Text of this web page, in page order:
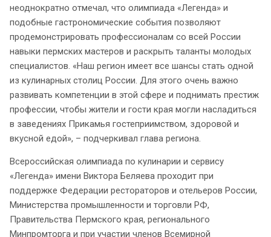
неоднократно отмечал, что олимпиада «Легенда» и
подобные гастрономические события позволяют
продемонстрировать профессионалам со всей России
навыки пермских мастеров и раскрыть таланты молодых
специалистов. «Наш регион имеет все шансы стать одной
из кулинарных столиц России. Для этого очень важно
развивать компетенции в этой сфере и поднимать престиж
профессии, чтобы жители и гости края могли насладиться
в заведениях Прикамья гостеприимством, здоровой и
вкусной едой», – подчеркивал глава региона.
Всероссийская олимпиада по кулинарии и сервису
«Легенда» имени Виктора Беляева проходит при
поддержке Федерации рестораторов и отельеров России,
Министерства промышленности и торговли РФ,
Правительства Пермского края, регионального
Минпромторга и при участии членов Всемирной